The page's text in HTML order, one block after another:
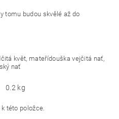
tomu budou skvělé až do
květ, mateřídouška vejčitá nať,
nať
0.2 kg
této položce.